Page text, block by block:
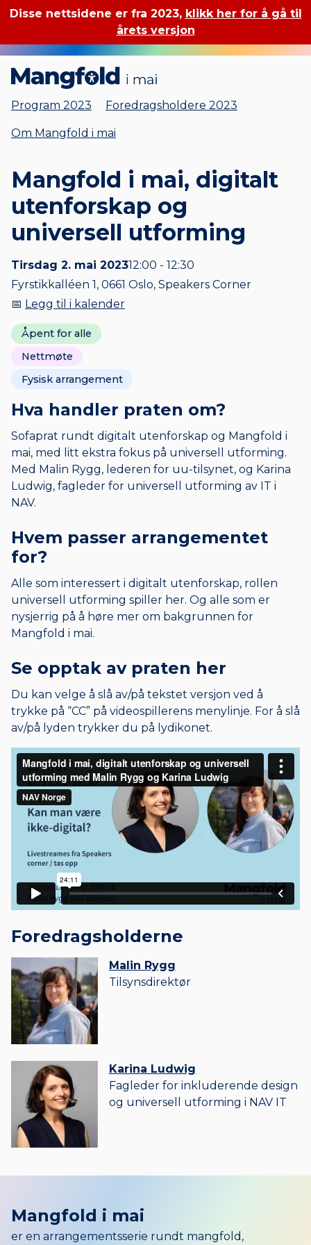
Disse nettsidene er fra 2023, klikk her for å gå til
årets versjon
Program 2023 Foredragsholdere 2023
Om Mangfold i mai
Mangfold i mai, digitalt
utenforskap og
universell utforming
Tirsdag 2. mai 202312:00 - 12:30
Fyrstikkalléen 1, 0661 Oslo, Speakers Corner
📅 Legg til i kalender
Åpent for alle
Nettmøte
Fysisk arrangement
Hva handler praten om?
Sofaprat rundt digitalt utenforskap og Mangfold i
mai, med litt ekstra fokus på universell utforming.
Med Malin Rygg, lederen for uu-tilsynet, og Karina
Ludwig, fagleder for universell utforming av IT i
NAV.
Hvem passer arrangementet
for?
Alle som interessert i digitalt utenforskap, rollen
universell utforming spiller her. Og alle som er
nysjerrig på å høre mer om bakgrunnen for
Mangfold i mai.
Se opptak av praten her
Du kan velge å slå av/på tekstet versjon ved å
trykke på “CC” på videospillerens menylinje. For å slå
av/på lyden trykker du på lydikonet.
Foredrags­holderne
Malin Rygg
Tilsynsdirektør
Karina Ludwig
Fagleder for inkluderende design
og universell utforming i NAV IT
Mangfold i mai
er en arrangementsserie rundt mangfold,